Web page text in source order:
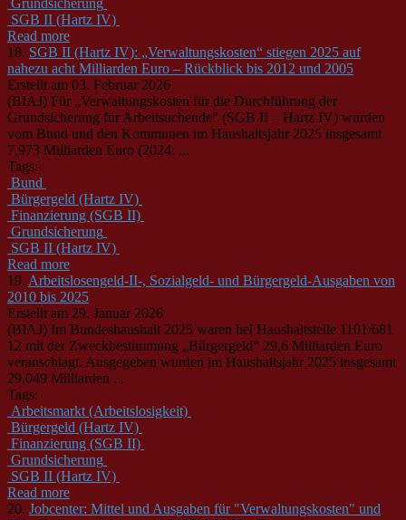
SGB II (Hartz IV)
Read more
18. SGB II (Hartz IV): „Verwaltungskosten“ stiegen 2025 auf
nahezu acht Milliarden Euro – Rückblick bis 2012 und 2005
Erstellt am 03. Februar 2026
(BIAJ) Für „Verwaltungskosten für die Durchführung der
Grundsicherung für Arbeitsuchende“ (SGB II – Hartz IV) wurden
vom Bund und den Kommunen im Haushaltsjahr 2025 insgesamt
7,973 Milliarden Euro (2024: ...
Tags:
Bund
Bürgergeld (Hartz IV)
Finanzierung (SGB II)
Grundsicherung
SGB II (Hartz IV)
Read more
19. Arbeitslosengeld-II-, Sozialgeld- und Bürgergeld-Ausgaben von
2010 bis 2025
Erstellt am 29. Januar 2026
(BIAJ) Im Bundeshaushalt 2025 waren bei Haushaltstelle 1101/681
12 mit der Zweckbestimmung „Bürgergeld“ 29,6 Milliarden Euro
veranschlagt. Ausgegeben wurden im Haushaltsjahr 2025 insgesamt
29,049 Milliarden ...
Tags:
Arbeitsmarkt (Arbeitslosigkeit)
Bürgergeld (Hartz IV)
Finanzierung (SGB II)
Grundsicherung
SGB II (Hartz IV)
Read more
20. Jobcenter: Mittel und Ausgaben für "Verwaltungskosten" und